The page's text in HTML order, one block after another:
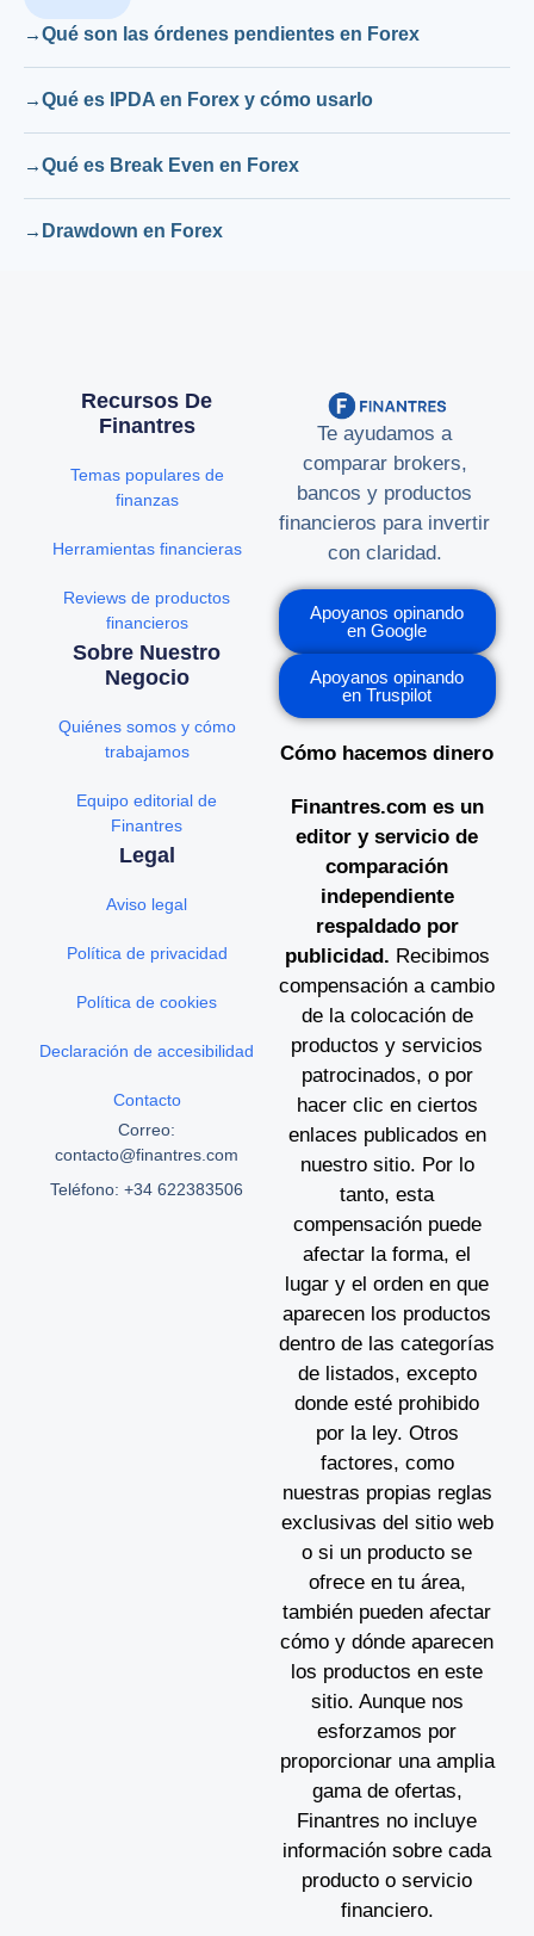
Qué son las órdenes pendientes en Forex
Qué es IPDA en Forex y cómo usarlo
Qué es Break Even en Forex
Drawdown en Forex
Te ayudamos a
comparar brokers,
bancos y productos
financieros para invertir
con claridad.
Apoyanos opinando
en Google
Apoyanos opinando
en Truspilot
Cómo hacemos dinero
Finantres.com es un
editor y servicio de
comparación
independiente
respaldado por
publicidad. Recibimos
compensación a cambio
de la colocación de
productos y servicios
patrocinados, o por
hacer clic en ciertos
enlaces publicados en
nuestro sitio. Por lo
tanto, esta
compensación puede
afectar la forma, el
lugar y el orden en que
aparecen los productos
dentro de las categorías
de listados, excepto
donde esté prohibido
por la ley. Otros
factores, como
nuestras propias reglas
exclusivas del sitio web
o si un producto se
ofrece en tu área,
también pueden afectar
cómo y dónde aparecen
los productos en este
sitio. Aunque nos
esforzamos por
proporcionar una amplia
gama de ofertas,
Finantres no incluye
información sobre cada
producto o servicio
financiero.
Recursos De
Finantres
Temas populares de
finanzas
Herramientas financieras
Reviews de productos
financieros
Sobre Nuestro
Negocio
Quiénes somos y cómo
trabajamos
Equipo editorial de
Finantres
Legal
Aviso legal
Política de privacidad
Política de cookies
Declaración de accesibilidad
Contacto
Correo:
contacto@finantres.com
Teléfono: +34 622383506